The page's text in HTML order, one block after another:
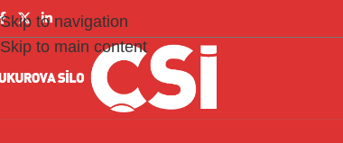
Skip to navigation
Skip to main content